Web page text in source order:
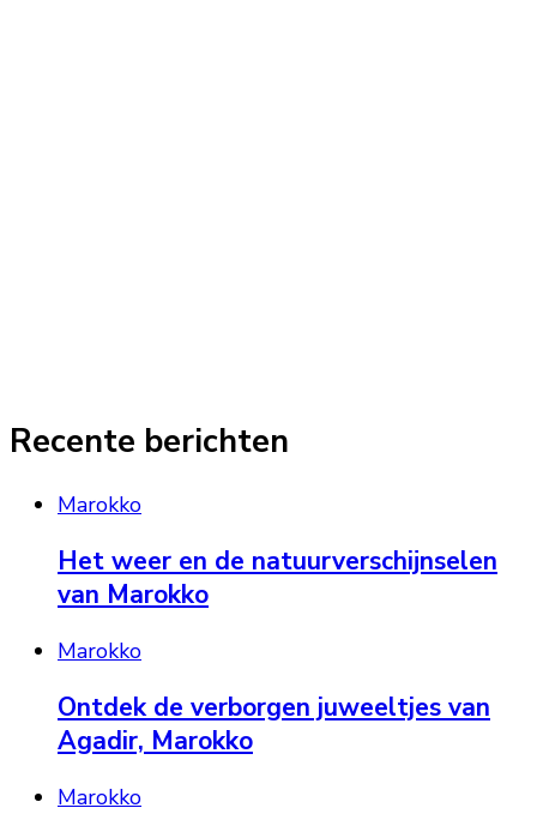
Recente berichten
Marokko
Het weer en de natuurverschijnselen
van Marokko
Marokko
Ontdek de verborgen juweeltjes van
Agadir, Marokko
Marokko